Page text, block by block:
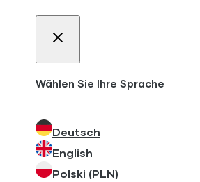
Wählen Sie Ihre Sprache
Deutsch
English
Polski (PLN)